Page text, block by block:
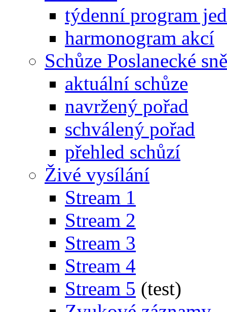
týdenní program
harmonogram akcí
Schůze Poslanecké
aktuální schůze
navržený pořad
schválený pořad
přehled schůzí
Živé vysílání
Stream 1
Stream 2
Stream 3
Stream 4
Stream 5 (test)